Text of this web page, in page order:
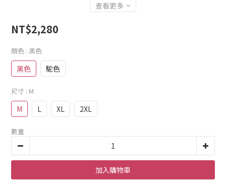
查看更多
NT$2,280
顏色 : 黑色
黑色 駝色
尺寸 : M
M L XL 2XL
數量
加入購物車